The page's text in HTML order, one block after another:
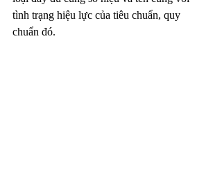
tình trạng hiệu lực của tiêu chuẩn, quy
chuẩn đó.